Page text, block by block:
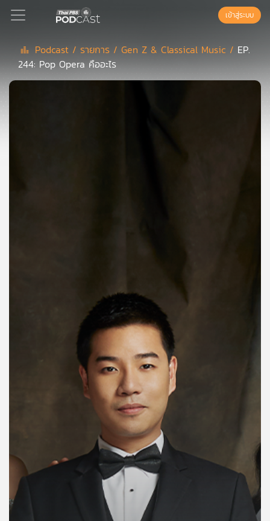
Podcast
เกี่ยว
กับ
เรา
เข้าสู่ระบบ
Podcast / รายการ /Gen Z & Classical Music / EP.
244: Pop Opera คืออะไร